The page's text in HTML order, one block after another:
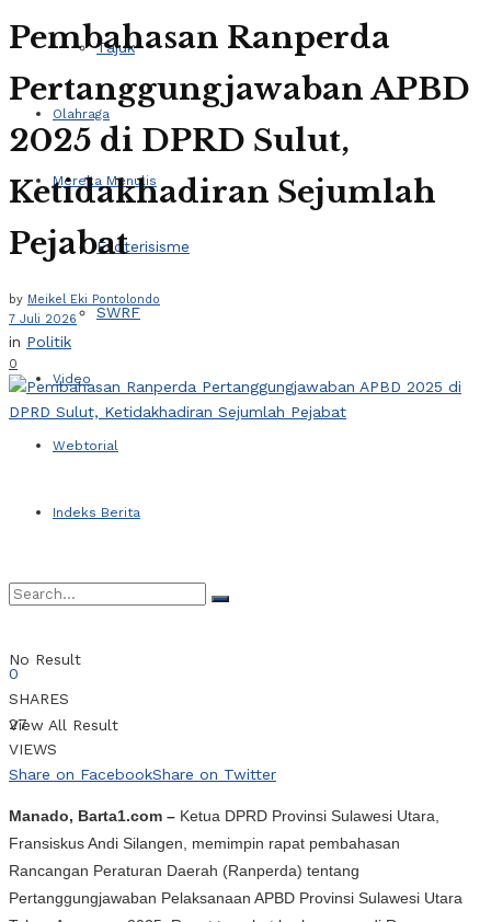
Tajuk
Olahraga
Mereka Menulis
Esoterisisme
SWRF
Video
Webtorial
Indeks Berita
No Result
View All Result
Pembahasan Ranperda
Pertanggungjawaban APBD
2025 di DPRD Sulut,
Ketidakhadiran Sejumlah
Pejabat
by Meikel Eki Pontolondo
7 Juli 2026
in Politik
0
0
SHARES
27
VIEWS
Share on FacebookShare on Twitter
Manado, Barta1.com – Ketua DPRD Provinsi Sulawesi Utara,
Fransiskus Andi Silangen, memimpin rapat pembahasan
Rancangan Peraturan Daerah (Ranperda) tentang
Pertanggungjawaban Pelaksanaan APBD Provinsi Sulawesi Utara